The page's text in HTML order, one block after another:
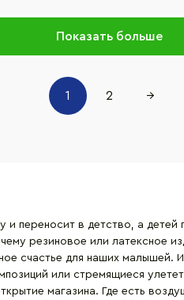
Показать больше
1 2 →
переносит в детство, а
резиновое или латексное
счастье для наших малышей.
или стремящиеся
магазина. Где есть